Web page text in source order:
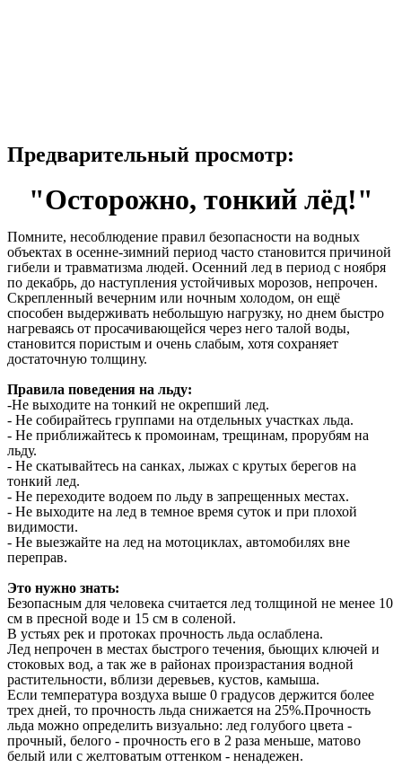
Предварительный просмотр:
"Осторожно, тонкий лёд!"
Помните, несоблюдение правил безопасности на водных
объектах в осенне-зимний период часто становится причиной
гибели и травматизма людей. Осенний лед в период с ноября
по декабрь, до наступления устойчивых морозов, непрочен.
Скрепленный вечерним или ночным холодом, он ещё
способен выдерживать небольшую нагрузку, но днем быстро
нагреваясь от просачивающейся через него талой воды,
становится пористым и очень слабым, хотя сохраняет
достаточную толщину.
Правила поведения на льду:
-Не выходите на тонкий не окрепший лед.
- Не собирайтесь группами на отдельных участках льда.
- Не приближайтесь к промоинам, трещинам, прорубям на
льду.
- Не скатывайтесь на санках, лыжах с крутых берегов на
тонкий лед.
- Не переходите водоем по льду в запрещенных местах.
- Не выходите на лед в темное время суток и при плохой
видимости.
- Не выезжайте на лед на мотоциклах, автомобилях вне
переправ.
Это нужно знать:
Безопасным для человека считается лед толщиной не менее 10
см в пресной воде и 15 см в соленой.
В устьях рек и протоках прочность льда ослаблена.
Лед непрочен в местах быстрого течения, бьющих ключей и
стоковых вод, а так же в районах произрастания водной
растительности, вблизи деревьев, кустов, камыша.
Если температура воздуха выше 0 градусов держится более
трех дней, то прочность льда снижается на 25%.Прочность
льда можно определить визуально: лед голубого цвета -
прочный, белого - прочность его в 2 раза меньше, матово
белый или с желтоватым оттенком - ненадежен.